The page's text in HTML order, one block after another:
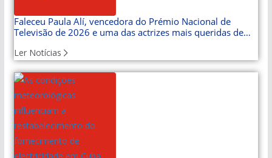
Faleceu Paula Alí, vencedora do Prémio Nacional de
Televisão de 2026 e uma das actrizes mais queridas de
Ler Notícias